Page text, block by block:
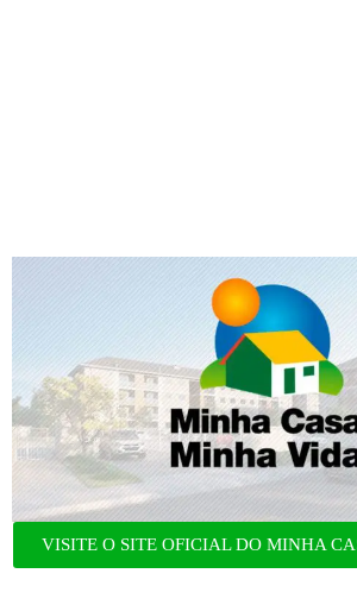
VISITE O SITE OFICIAL DO MINHA